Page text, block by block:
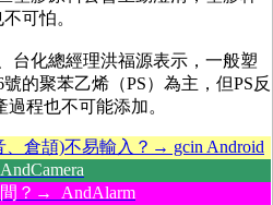
可怕。
台化總經理洪福源表示，一般塑
的聚苯乙烯（PS）為主，但PS反
程也不可能添加。
、倉頡)不易輸入？→ gcin Android
間？→ AndAlarm